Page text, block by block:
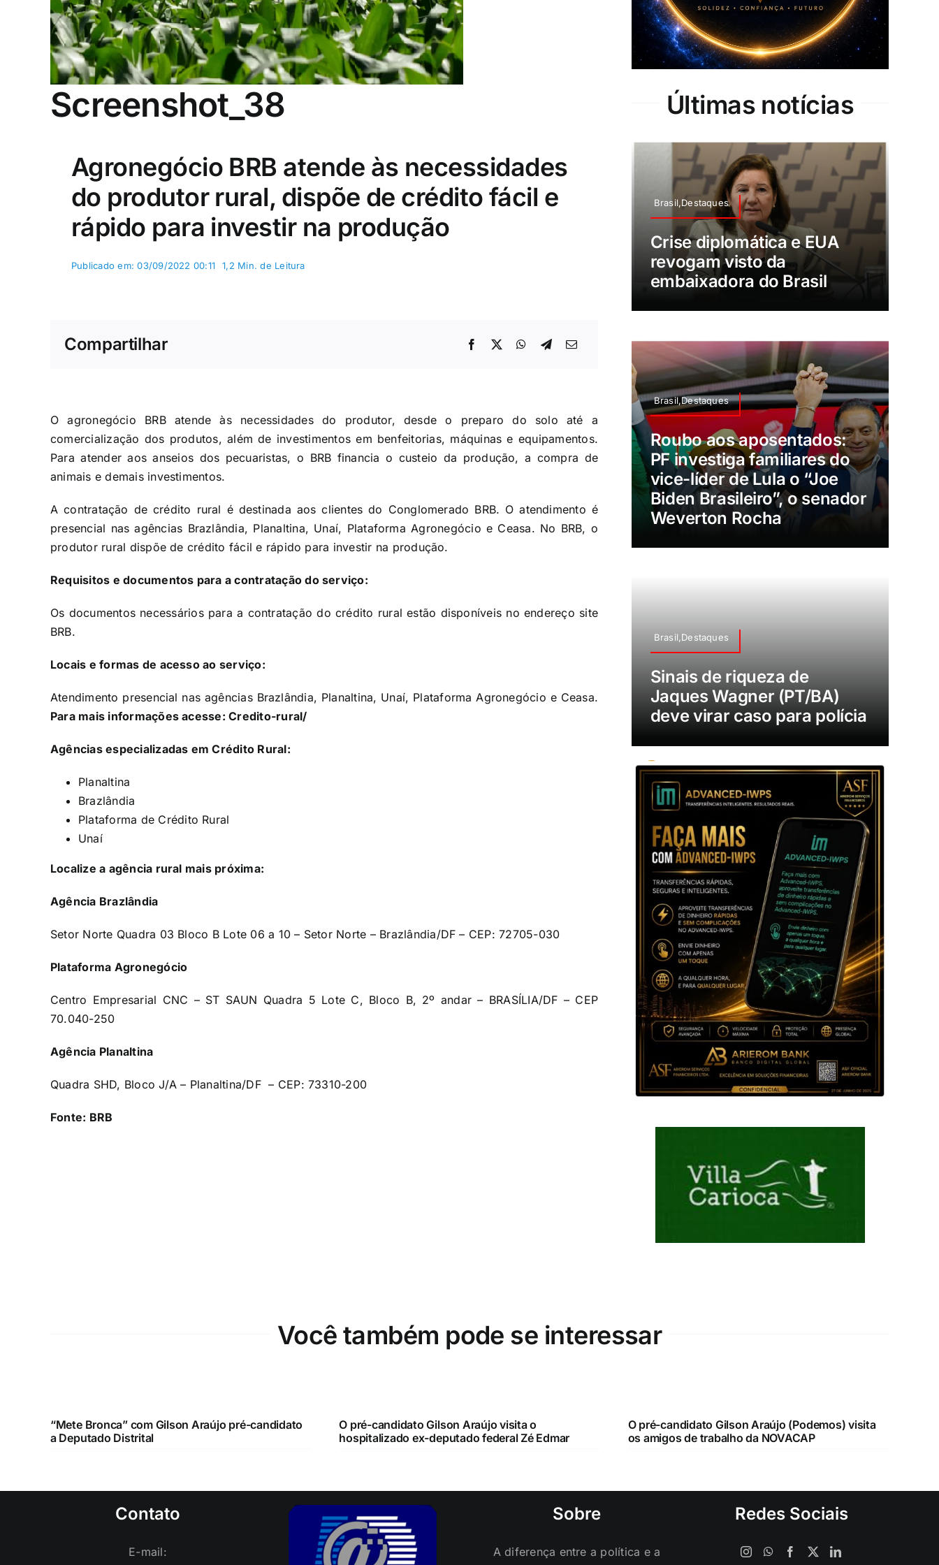
Screenshot_38
Agronegócio BRB atende às necessidades
do produtor rural, dispõe de crédito fácil e
rápido para investir na produção
Publicado em: 03/09/2022 00:11 1,2 Min. de Leitura
Compartilhar
O agronegócio BRB atende às necessidades do produtor, desde o preparo do solo até a
comercialização dos produtos, além de investimentos em benfeitorias, máquinas e equipamentos.
Para atender aos anseios dos pecuaristas, o BRB financia o custeio da produção, a compra de
animais e demais investimentos.
A contratação de crédito rural é destinada aos clientes do Conglomerado BRB. O atendimento é
presencial nas agências Brazlândia, Planaltina, Unaí, Plataforma Agronegócio e Ceasa. No BRB, o
produtor rural dispõe de crédito fácil e rápido para investir na produção.
Requisitos e documentos para a contratação do serviço:
Os documentos necessários para a contratação do crédito rural estão disponíveis no endereço site
BRB.
Locais e formas de acesso ao serviço:
Atendimento presencial nas agências Brazlândia, Planaltina, Unaí, Plataforma Agronegócio e Ceasa.
Para mais informações acesse:Credito-rural/
Agências especializadas em Crédito Rural:
Planaltina
Brazlândia
Plataforma de Crédito Rural
Unaí
Localize a agência rural mais próxima:
Agência Brazlândia
Setor Norte Quadra 03 Bloco B Lote 06 a 10 – Setor Norte – Brazlândia/DF – CEP: 72705-030
Plataforma Agronegócio
Centro Empresarial CNC – ST SAUN Quadra 5 Lote C, Bloco B, 2º andar – BRASÍLIA/DF – CEP
70.040-250
Agência Planaltina
Quadra SHD, Bloco J/A – Planaltina/DF – CEP: 73310-200
Fonte: BRB
Últimas notícias
Brasil,Destaques
Crise diplomática e EUA
revogam visto da
embaixadora do Brasil
Brasil,Destaques
Roubo aos aposentados:
PF investiga familiares do
vice-líder de Lula o “Joe
Biden Brasileiro”, o senador
Weverton Rocha
Brasil,Destaques
Sinais de riqueza de
Jaques Wagner (PT/BA)
deve virar caso para polícia
Você também pode se interessar
“Mete Bronca” com Gilson Araújo pré-candidato
a Deputado Distrital
O pré-candidato Gilson Araújo visita o
hospitalizado ex-deputado federal Zé Edmar
O pré-candidato Gilson Araújo (Podemos) visita
os amigos de trabalho da NOVACAP
Contato
E-mail:
Sobre
A diferença entre a política e a
Redes Sociais